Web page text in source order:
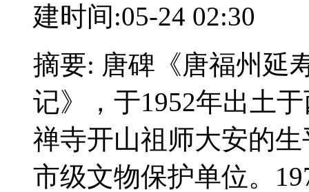
建时间:05-24 02:30
摘要: 唐碑《唐福州延
记》，于1952年出土
禅寺开山祖师大安的
市级文物保护单位。